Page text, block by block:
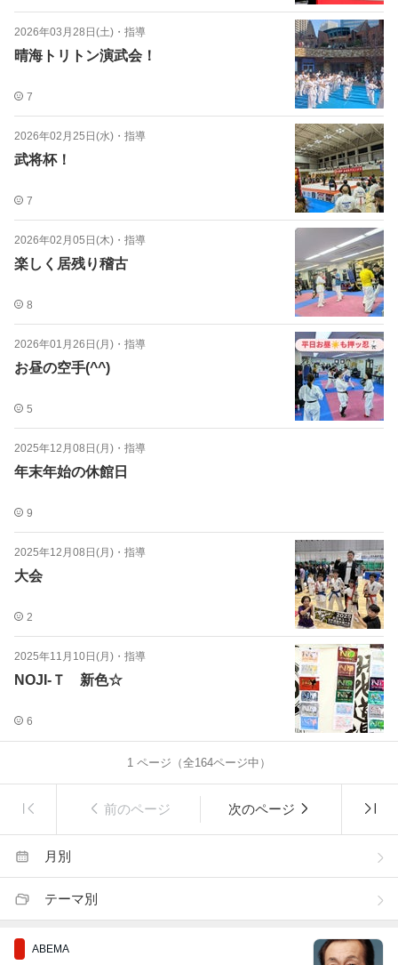
2026年03月28日(土) ・ 指導
晴海トリトン演武会！
7
2026年02月25日(水) ・ 指導
武将杯！
7
2026年02月05日(木) ・ 指導
楽しく居残り稽古
8
2026年01月26日(月) ・ 指導
お昼の空手(^^)
5
2025年12月08日(月) ・ 指導
年末年始の休館日
9
2025年12月08日(月) ・ 指導
大会
2
2025年11月10日(月) ・ 指導
NOJI‐Ｔ 新色☆
6
1 ページ（全164ページ中）
前のページ 次のページ
月別
テーマ別
ABEMA